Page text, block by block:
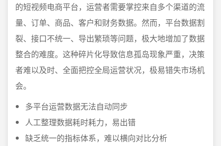
的短视频电商平台，运营者需要掌控来自多个渠道的流
量、订单、商品、客户和财务数据。然而，平台数据割
裂、接口不统一、导出繁琐等问题，极大地增加了数据
整合的难度。这种碎片化导致信息孤岛现象严重，决策
者难以及时、全面把控全局运营状况，极易错失市场机
会。
多平台运营数据无法自动同步
人工整理数据耗时耗力，易出错
缺乏统一的指标体系，难以横向对比分析